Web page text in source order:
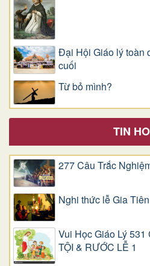
Đại Hội Giáo lý toàn
cuối
Từ bỏ mình?
TIN
277 Câu Trắc
Nghi thức lễ Gia Tiên
Vui Học Giáo Lý
TỘI & RƯỚC LỄ 1